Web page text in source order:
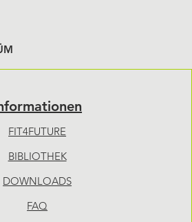
FIT4FUTURE
BIBLIOTHEK
DOWNLOADS
FAQ